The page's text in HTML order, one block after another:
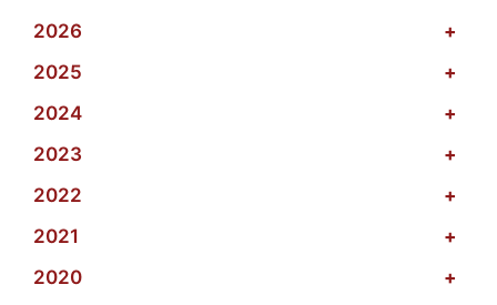
2026
+
2025
+
2024
+
2023
+
2022
+
2021
+
2020
+